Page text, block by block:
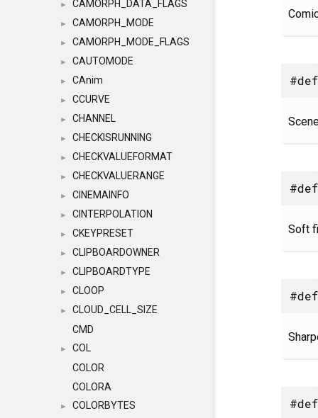
► CAMORPH_DATA_FLAGS
► CAMORPH_MODE
► CAMORPH_MODE_FLAGS
► CAUTOMODE
► CAnim
► CCURVE
► CHANNEL
► CHECKISRUNNING
► CHECKVALUEFORMAT
► CHECKVALUERANGE
► CINEMAINFO
► CINTERPOLATION
► CKEYPRESET
► CLIPBOARDOWNER
► CLIPBOARDTYPE
► CLOOP
►
CLOUD_CELL_SIZE
CMD
►
COL
COLOR
COLORA
► COLORBYTES
Soft